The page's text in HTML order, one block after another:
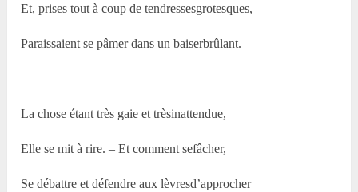
Et, prises tout à coup de tendressesgrotesques,
Paraissaient se pâmer dans un baiserbrûlant.
La chose étant très gaie et trèsinattendue,
Elle se mit à rire. – Et comment sefâcher,
Se débattre et défendre aux lèvresd’approcher